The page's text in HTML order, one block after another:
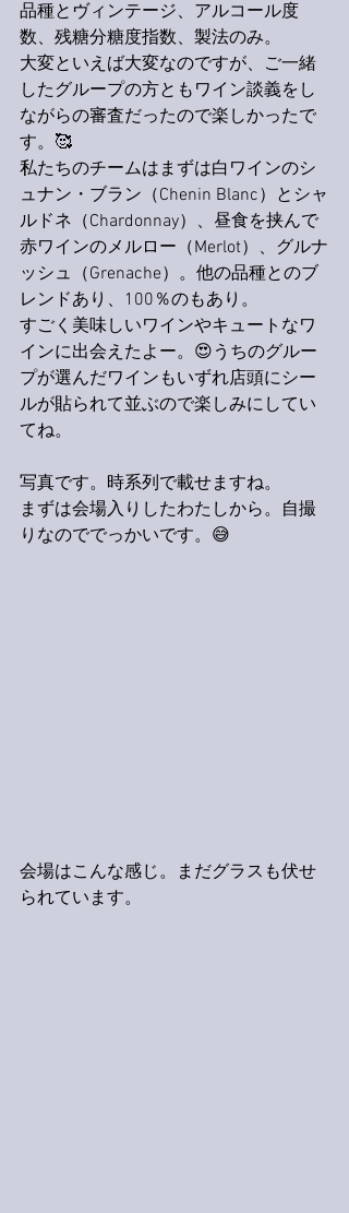
品種とヴィンテージ、アルコール度
数、残糖分糖度指数、製法のみ。
大変といえば大変なのですが、ご一緒
したグループの方ともワイン談義をし
ながらの審査だったので楽しかったで
す。🥰
私たちのチームはまずは白ワインのシ
ュナン・ブラン（Chenin Blanc）とシャ
ルドネ（Chardonnay）、昼食を挟んで
赤ワインのメルロー（Merlot）、グルナ
ッシュ（Grenache）。他の品種とのブ
レンドあり、100％のもあり。
すごく美味しいワインやキュートなワ
インに出会えたよー。😍うちのグルー
プが選んだワインもいずれ店頭にシー
ルが貼られて並ぶので楽しみにしてい
てね。
写真です。時系列で載せますね。
まずは会場入りしたわたしから。自撮
りなのででっかいです。😅
会場はこんな感じ。まだグラスも伏せ
られています。